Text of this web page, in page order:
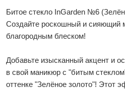
Битое стекло InGarden №6
Создайте роскошный и сияющий
благородным блеском!
Добавьте изысканный акцент и
в свой маникюр с "битым
оттенке "Зелёное золото"! Этот